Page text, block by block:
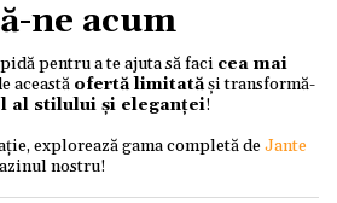
ne acum
pentru a te ajuta să faci cea mai
această ofertă limitatăși transformă-
al stilului și eleganței!
explorează gama completă deJante
nostru!